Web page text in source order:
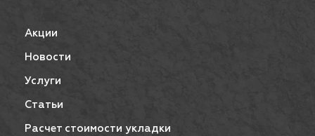
Акции
Новости
Услуги
Статьи
Расчет стоимости укладки